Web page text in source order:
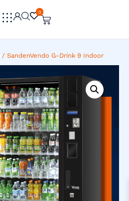
0
0
/ SandenVendo G-Drink 9 Indoor